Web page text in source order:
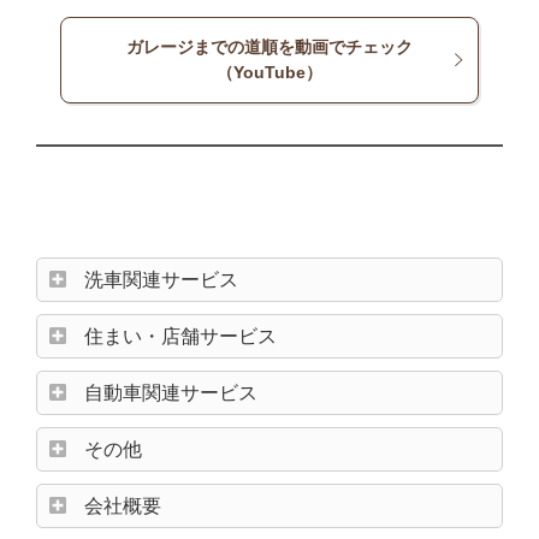
ガレージまでの道順を動画でチェック
（YouTube）
洗車関連サービス
住まい・店舗サービス
自動車関連サービス
その他
会社概要